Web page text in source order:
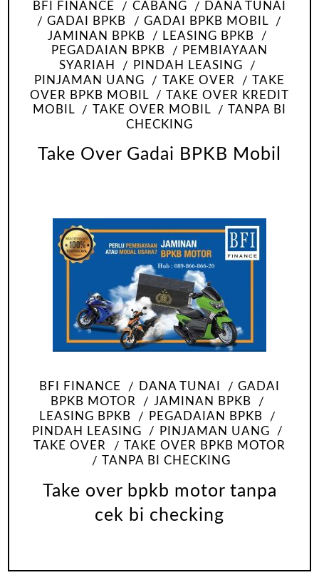
BFI FINANCE CABANG
DANA TUNAI
GADAI BPKB
GADAI BPKB MOBIL
JAMINAN BPKB
LEASING BPKB
PEGADAIAN BPKB
PEMBIAYAAN
SYARIAH
PINDAH LEASING
PINJAMAN UANG
TAKE OVER
TAKE
OVER BPKB MOBIL
TAKE OVER KREDIT
MOBIL
TAKE OVER MOBIL
TANPA BI
CHECKING
Take Over Gadai BPKB Mobil
BFI FINANCE DANA TUNAI
GADAI
BPKB MOTOR
JAMINAN BPKB
LEASING BPKB
PEGADAIAN BPKB
PINDAH LEASING
PINJAMAN UANG
TAKE OVER
TAKE OVER BPKB MOTOR
TANPA BI CHECKING
Take over bpkb motor tanpa
cek bi checking